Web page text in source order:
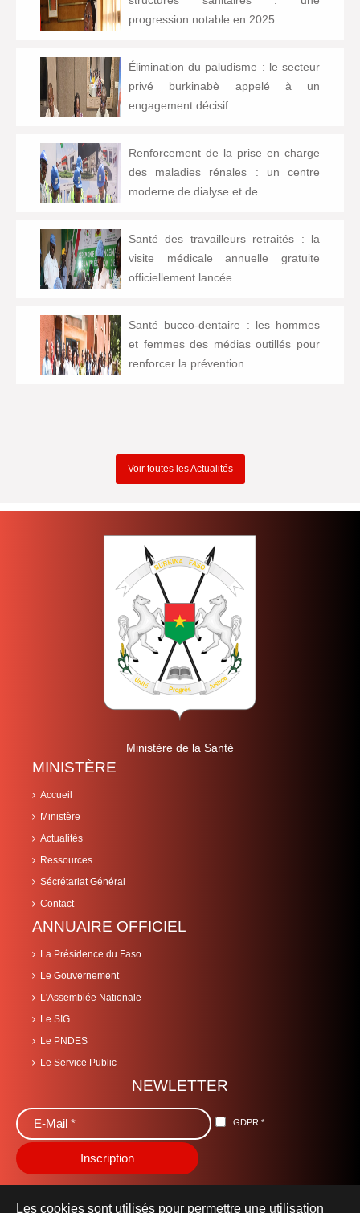
Les cookies sont utilisés pour permettre une utilisation
progression notable en 2025
Élimination du paludisme : le secteur
privé burkinabè appelé à un
engagement décisif
Renforcement de la prise en charge
des maladies rénales : un centre
moderne de dialyse et de…
Santé des travailleurs retraités : la
visite médicale annuelle gratuite
officiellement lancée
Santé bucco-dentaire : les hommes
et femmes des médias outillés pour
renforcer la prévention
Voir toutes les Actualités
Ministère de la Santé
MINISTÈRE
Accueil
Ministère
Actualités
Ressources
Sécrétariat Général
Contact
ANNUAIRE OFFICIEL
La Présidence du Faso
Le Gouvernement
L'Assemblée Nationale
Le SIG
Le PNDES
Le Service Public
NEWLETTER
GDPR *